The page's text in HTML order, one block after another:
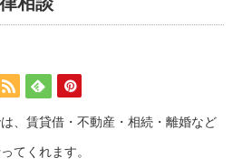
、賃貸借・不動産・相続・離婚など
てくれます。